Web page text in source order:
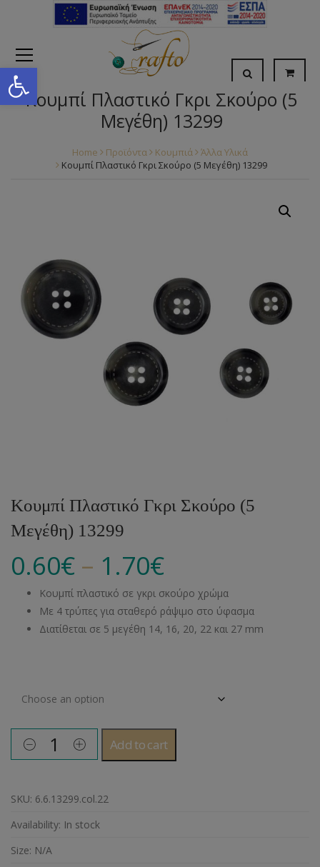
Open toolbar
Κουμπί Πλαστικό Γκρι Σκούρο (5
Μεγέθη) 13299
Home Προϊόντα Κουμπιά
Άλλα Υλικά
Κουμπί Πλαστικό Γκρι Σκούρο (5 Μεγέθη) 13299
Κουμπί Πλαστικό Γκρι Σκούρο (5
Μεγέθη) 13299
0.60€ – 1.70€
Κουμπί πλαστικό σε γκρι σκούρο χρώμα
Με 4 τρύπες για σταθερό ράψιμο στο ύφασμα
Διατίθεται σε 5 μεγέθη 14, 16, 20, 22 και 27 mm
Add to cart
SKU: 6.6.13299.col.22
Availability: In stock
Size: N/A